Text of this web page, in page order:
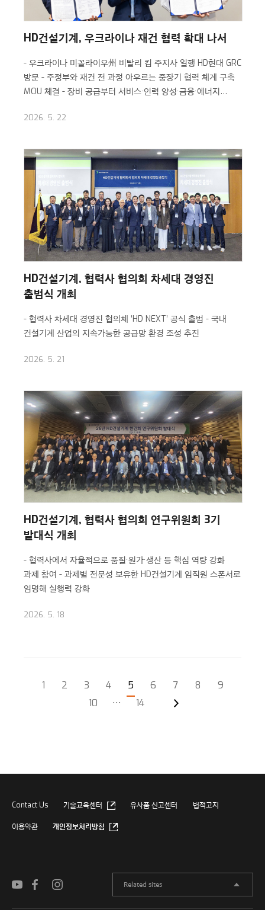
HD건설기계, 우크라이나 재건 협력 확대 나서
- 우크라이나 미꼴라이우州 비탈리 킴 주지사 일행 HD현대 GRC
방문 - 주정부와 재건 전 과정 아우르는 중장기 협력 체계 구축
MOU 체결 - 장비 공급부터 서비스·인력 양성·금융·에너지
2026. 5. 22
HD건설기계, 협력사 협의회 차세대 경영진
출범식 개최
- 협력사 차세대 경영진 협의체 ‘HD NEXT’ 공식 출범 - 국내
건설기계 산업의 지속가능한 공급망 환경 조성 추진
2026. 5. 21
HD건설기계, 협력사 협의회 연구위원회 3기
발대식 개최
- 협력사에서 자율적으로 품질·원가·생산 등 핵심 역량 강화
과제 참여 - 과제별 전문성 보유한 HD건설기계 임직원 스폰서로
임명해 실행력 강화
2026. 5. 18
1 2 3 4 5 6 7 8
9
10
··· 14
Contact Us 기술교육센터 유사품 신고센터 법적고지
이용약관 개인정보처리방침
Related sites